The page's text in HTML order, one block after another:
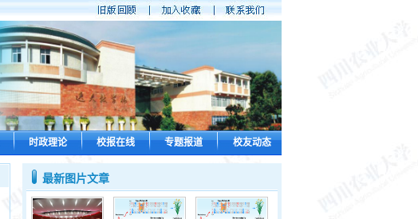
时政理论 校报在线 专题报道 校友动态
最新图片文章